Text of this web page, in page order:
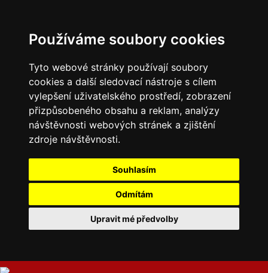
Používáme soubory cookies
Tyto webové stránky používají soubory
cookies a další sledovací nástroje s cílem
vylepšení uživatelského prostředí, zobrazení
přizpůsobeného obsahu a reklam, analýzy
návštěvnosti webových stránek a zjištění
zdroje návštěvnosti.
Souhlasím
Odmítám
Upravit mé předvolby